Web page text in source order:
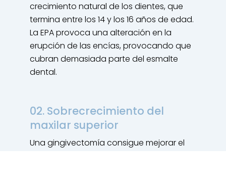
crecimiento natural de los dientes, que
termina entre los 14 y los 16 años de edad.
La EPA provoca una alteración en la
erupción de las encías, provocando que
cubran demasiada parte del esmalte
dental.
02. Sobrecrecimiento del
maxilar superior
Una gingivectomía consigue mejorar el